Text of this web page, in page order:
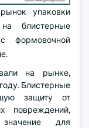
упаковки
на блистерные
формовочной
на рынке,
Блистерные
защиту от
повреждений,
для